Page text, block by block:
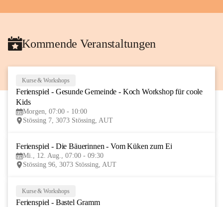
Kommende Veranstaltungen
AUG
Kurse & Workshops
Ferienspiel - Gesunde Gemeinde - Koch Workshop für coole
Kids
Morgen, 07:00 - 10:00
Stössing 7, 3073 Stössing, AUT
Ferienspiel - Die Bäuerinnen - Vom Küken zum Ei
Mi., 12. Aug., 07:00 - 09:30
Stössing 96, 3073 Stössing, AUT
Kurse & Workshops
Ferienspiel - Bastel Gramm